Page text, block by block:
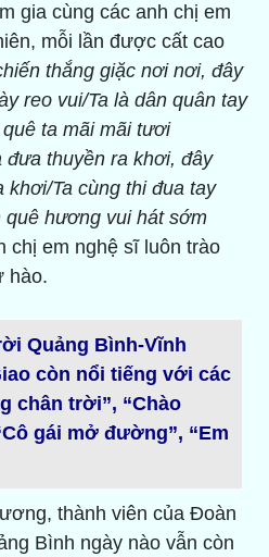
gia cùng các anh chị em
mỗi lần được cất cao
thắng giặc nơi nơi, đây
reo vui/Ta là dân quân tay
ta mãi mãi tươi
đưa thuyền ra khơi, đây
khơi/Ta cùng thi đua tay
hương vui hát sớm
chị em nghệ sĩ luôn trào
hào.
Quảng Bình-Vĩnh
còn nổi tiếng với các
chân trời”, “Chào
gái mở đường”, “Em
thành viên của Đoàn
Bình ngày nào vẫn còn